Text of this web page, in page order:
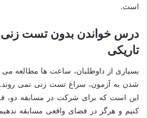
است.
درس خواندن بدون تست زنی:
تاریکی
بسیاری از داوطلبان، ساعت ها مطالعه می
شدن به آزمون، سراغ تست زنی نمی روند.
این است که برای شرکت در مسابقه دو،
کنیم و هرگز در فضای واقعی مسابقه